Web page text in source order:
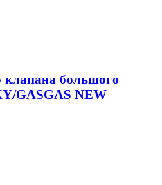
большого
GASGAS NEW